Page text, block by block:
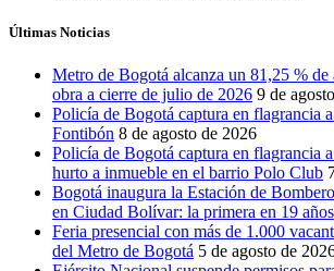
Últimas Noticias
Metro de Bogotá alcanza un 81,25 % de
obra a cierre de julio de 2026 9 de
Policía de Bogotá captura en flagrancia
Fontibón 8 de agosto de 2026
Policía de Bogotá captura en flagrancia
hurto a inmueble en el barrio Polo Club
Bogotá inaugura la Estación de
en Ciudad Bolívar: la primera en 19 años
Feria presencial con más de 1.000
del Metro de Bogotá 5 de agosto de